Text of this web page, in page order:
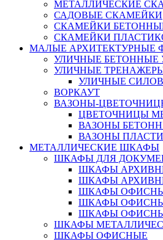
МЕТАЛЛИЧЕСКИЕ
САДОВЫЕ СКАМЕЙКИ
СКАМЕЙКИ
СКАМЕЙКИ
МАЛЫЕ АРХИТЕКТУРНЫЕ
УЛИЧНЫЕ БЕТОННЫЕ
УЛИЧНЫЕ
УЛИЧНЫЕ
ВОРКАУТ
ВАЗОНЫ-
ЦВЕТОЧНИЦЫ
ВАЗОНЫ
ВАЗОНЫ
МЕТАЛЛИЧЕСКИЕ ШКАФЫ
ШКАФЫ ДЛЯ
ШКАФЫ
ШКАФЫ
ШКАФЫ
ШКАФЫ
ШКАФЫ
ШКАФЫ
ШКАФЫ ОФИСНЫЕ